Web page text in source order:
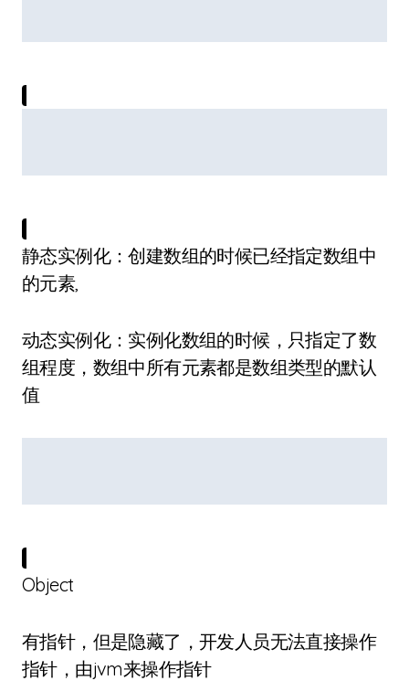
静态实例化：创建数组的时候已经指定数组中
的元素,
动态实例化：实例化数组的时候，只指定了数
组程度，数组中所有元素都是数组类型的默认
值
Object
有指针，但是隐藏了，开发人员无法直接操作
指针，由jvm来操作指针